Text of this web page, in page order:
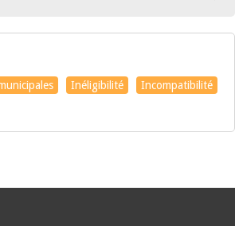
Inéligibilité
Incompatibilité